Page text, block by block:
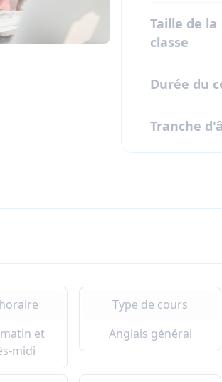
Taille de la
classe
Durée du
Tranche
et
midi
Type de cours
Anglais général